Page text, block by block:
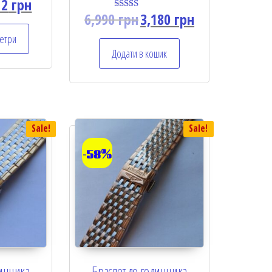
грн
Rated
5.00
6,990грн3,180 грн
Додати в кошик
Sale! Sale!
-58%